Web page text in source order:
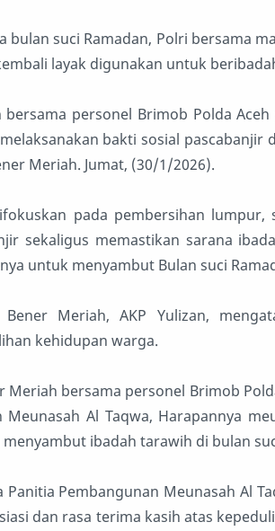
bulan suci Ramadan, Polri bersama
layak digunakan untuk
bersama personel Brimob Polda
bakti sosial pascabanjir
Meriah. Jumat, (30/1/2026).
pada pembersihan lumpur,
sekaligus memastikan sarana
untuk menyambut Bulan suci
Bener Meriah, AKP Yulizan,
kehidupan warga.
Meriah bersama personel Brimob
Meunasah Al Taqwa, Harapannya
ibadah tarawih di bulan
Pembangunan Meunasah Al
dan rasa terima kasih atas